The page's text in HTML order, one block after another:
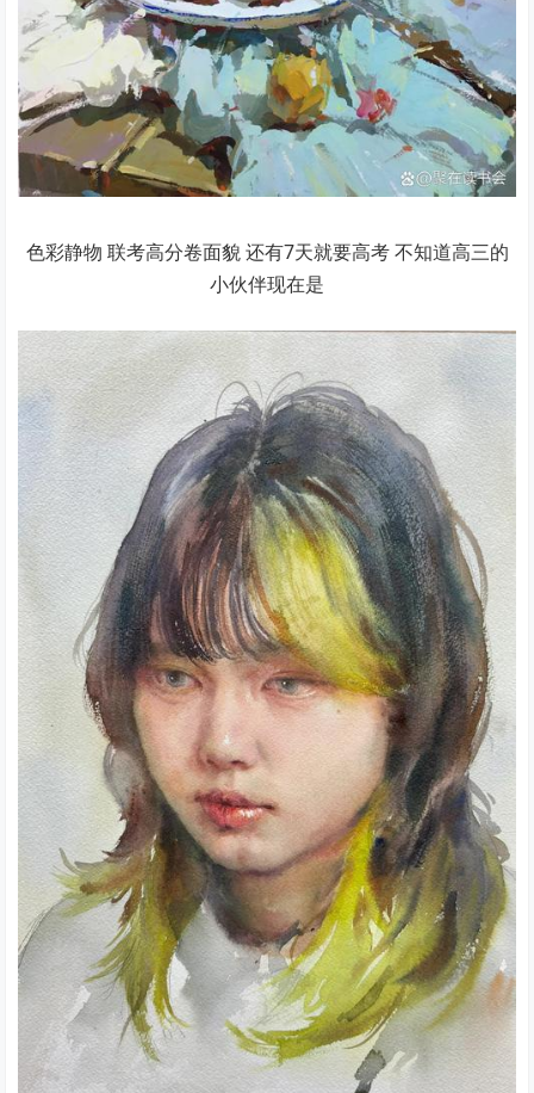
色彩静物 联考高分卷面貌 还有7天就要高考 不知道高三的
小伙伴现在是